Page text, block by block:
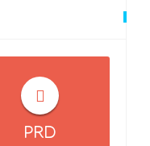
PRD